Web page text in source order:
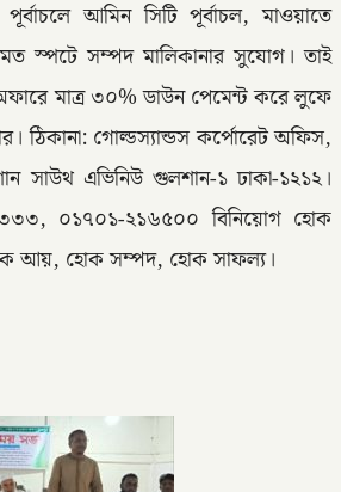
আমিন সিটি পূর্বাচল, মাওয়াতে
স্পটে সম্পদ মালিকানার সুযোগ। তাই
মাত্র ৩০% ডাউন পেমেন্ট করে লুফে
ঠিকানা: গোল্ডস্যান্ডস কর্পোরেট অফিস,
সাউথ এভিনিউ গুলশান-১ ঢাকা-১২১২।
০১৭০১-২১৬৫০০ বিনিয়োগ হোক
হোক আয়, হোক সম্পদ, হোক সাফল্য।